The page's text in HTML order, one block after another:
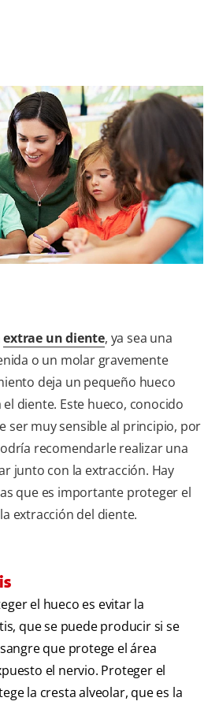
PARA PROFESIONALES
EC (ES)
SUSCRÍBETE
extrae un diente, ya sea una
o un molar gravemente
deja un pequeño hueco
diente. Este hueco, conocido
ser muy sensible al principio, por
recomendarle realizar una
junto con la extracción. Hay
que es importante proteger el
extracción del diente.
el hueco es evitar la
que se puede producir si se
que protege el área
el nervio. Proteger el
la cresta alveolar, que es la